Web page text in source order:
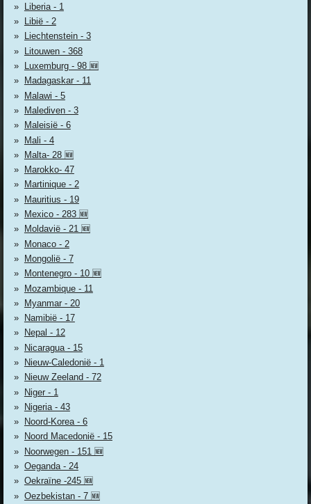
Liberia - 1
Libië - 2
Liechtenstein - 3
Litouwen - 368
Luxemburg - 98 🆕
Madagaskar - 11
Malawi - 5
Malediven - 3
Maleisië - 6
Mali - 4
Malta- 28 🆕
Marokko- 47
Martinique - 2
Mauritius - 19
Mexico - 283 🆕
Moldavië - 21 🆕
Monaco - 2
Mongolië - 7
Montenegro - 10 🆕
Mozambique - 11
Myanmar - 20
Namibië - 17
Nepal - 12
Nicaragua - 15
Nieuw-Caledonië - 1
Nieuw Zeeland - 72
Niger - 1
Nigeria - 43
Noord-Korea - 6
Noord Macedonië - 15
Noorwegen - 151 🆕
Oeganda - 24
Oekraïne -245 🆕
Oezbekistan - 7 🆕